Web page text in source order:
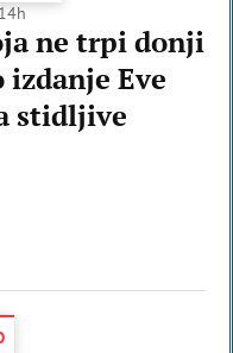
ne trpi donji
izdanje Eve
stidljive